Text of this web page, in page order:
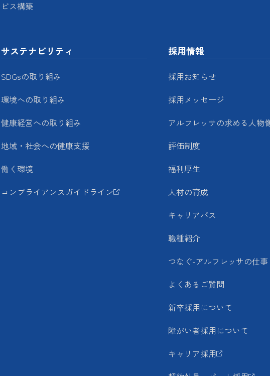
ビス構築
サステナビリティ
SDGsの取り組み
環境への取り組み
健康経営への取り組み
地域・社会への健康支援
働く環境
コンプライアンスガイドライン
採用情報
採用お知らせ
採用メッセージ
アルフレッサの求める人物
評価制度
福利厚生
人材の育成
キャリアパス
職種紹介
つなぐ-アルフレッサの仕事
よくあるご質問
新卒採用について
障がい者採用について
キャリア採用